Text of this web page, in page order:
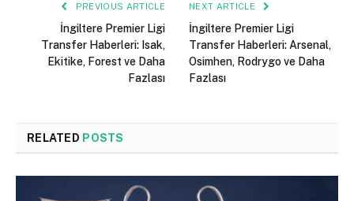
PREVIOUS ARTICLE
İngiltere Premier Ligi
Transfer Haberleri: Isak,
Ekitike, Forest ve Daha
Fazlası
NEXT ARTICLE
İngiltere Premier Ligi
Transfer Haberleri: Arsenal,
Osimhen, Rodrygo ve Daha
Fazlası
RELATED POSTS